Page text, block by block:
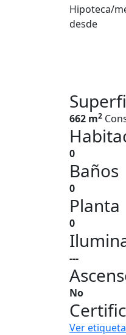
Hipoteca/
desde
662 m2
0
Baños
0
Planta
0
---
No
Ver etiqueta